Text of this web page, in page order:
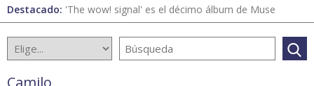
Destacado: 'The wow! signal' es el décimo álbum de Muse